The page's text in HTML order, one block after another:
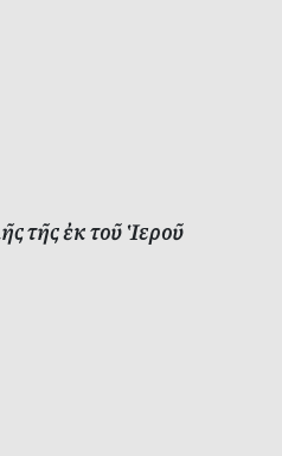
τῆς ἐκ τοῦ Ἱεροῦ